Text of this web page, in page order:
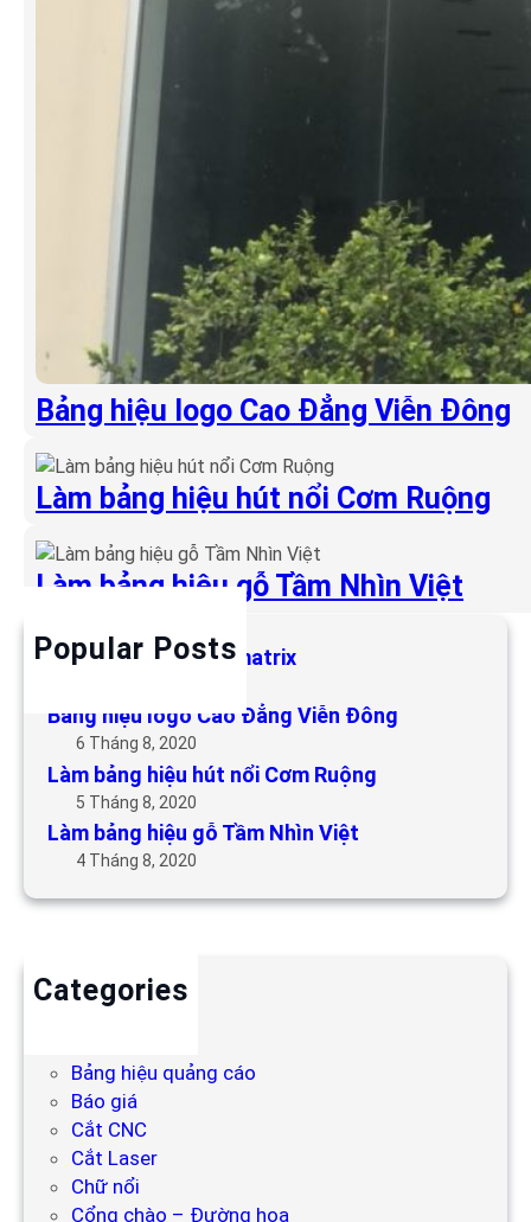
Bảng hiệu logo Cao Đẳng Viễn Đông
Làm bảng hiệu hút nổi Cơm Ruộng
Làm bảng hiệu gỗ Tầm Nhìn Việt
Popular Posts
Làm bảng hiệu LED matrix
Bảng hiệu logo Cao Đẳng Viễn Đông
6 Tháng 8, 2020
Làm bảng hiệu hút nổi Cơm Ruộng
5 Tháng 8, 2020
Làm bảng hiệu gỗ Tầm Nhìn Việt
4 Tháng 8, 2020
Categories
Bảng hiệu quảng cáo
Báo giá
Cắt CNC
Cắt Laser
Chữ nổi
Cổng chào – Đường hoa